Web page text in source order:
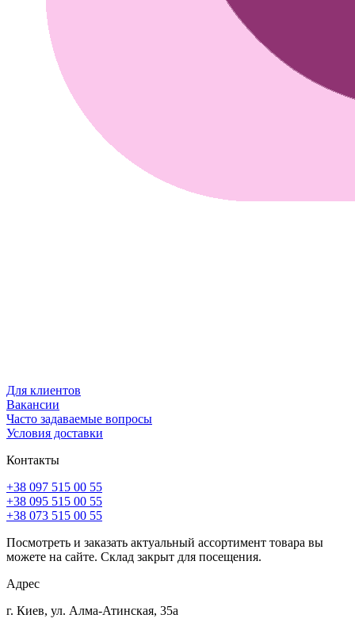
Для клиентов
Вакансии
Часто задаваемые вопросы
Условия доставки
Контакты
+38 097 515 00 55
+38 095 515 00 55
+38 073 515 00 55
Посмотреть и заказать актуальный ассортимент товара вы
можете на сайте. Склад закрыт для посещения.
Адрес
г. Киев, ул. Алма-Атинская, 35а